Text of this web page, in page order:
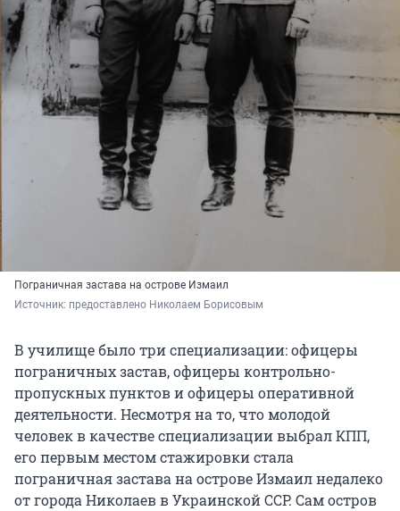
Пограничная застава на острове Измаил
Источник: предоставлено Николаем Борисовым
В училище было три специализации: офицеры
пограничных застав, офицеры контрольно-
пропускных пунктов и офицеры оперативной
деятельности. Несмотря на то, что молодой
человек в качестве специализации выбрал КПП,
его первым местом стажировки стала
пограничная застава на острове Измаил недалеко
от города Николаев в Украинской ССР. Сам остров